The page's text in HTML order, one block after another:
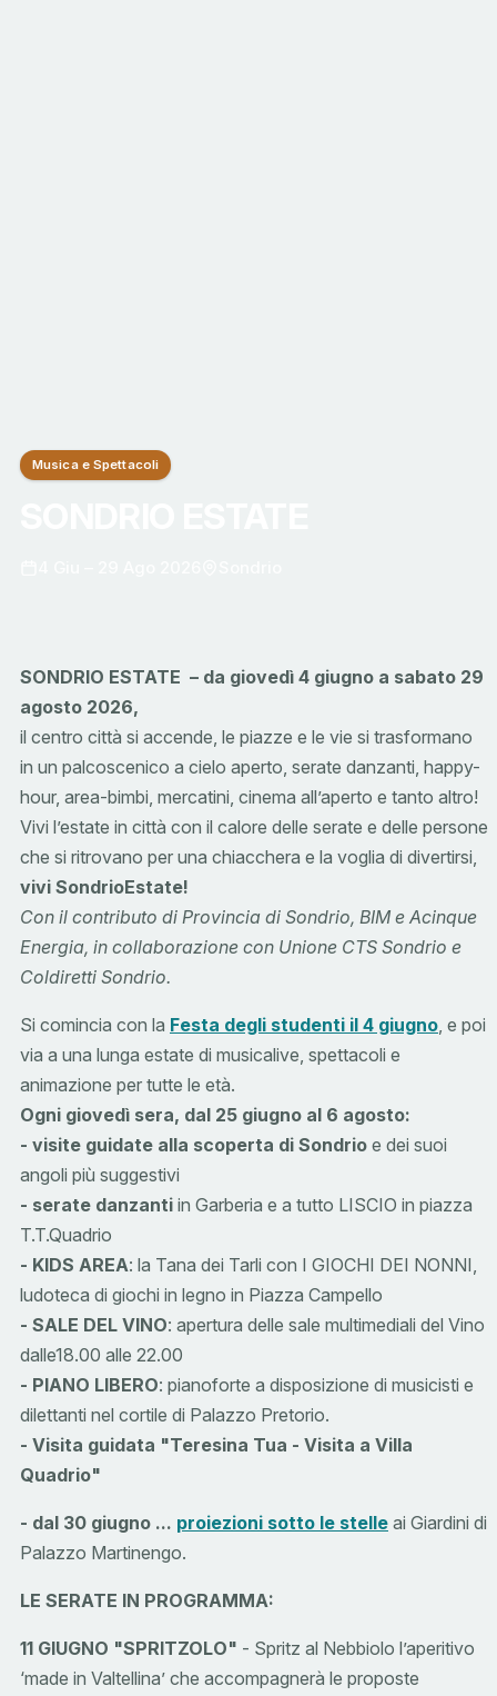
Musica e Spettacoli
SONDRIO ESTATE – da giovedì 4 giugno a sabato 29
agosto 2026,
il centro città si accende, le piazze e le vie si trasformano
in un palcoscenico a cielo aperto, serate danzanti, happy-
hour, area-bimbi, mercatini, cinema all’aperto e tanto altro!
Vivi l’estate in città con il calore delle serate e delle persone
che si ritrovano per una chiacchera e la voglia di divertirsi,
vivi SondrioEstate!
Con il contributo di Provincia di Sondrio, BIM e Acinque
Energia, in collaborazione con Unione CTS Sondrio e
Coldiretti Sondrio.
Si comincia con la Festa degli studenti il 4 giugno, e poi
via a una lunga estate di musicalive, spettacoli e
animazione per tutte le età.
Ogni giovedì sera, dal 25 giugno al 6 agosto:
- visite guidate alla scoperta di Sondrio e dei suoi
angoli più suggestivi
- serate danzanti in Garberia e a tutto LISCIO in piazza
T.T.Quadrio
- KIDS AREA: la Tana dei Tarli con I GIOCHI DEI NONNI,
ludoteca di giochi in legno in Piazza Campello
- SALE DEL VINO: apertura delle sale multimediali del Vino
dalle18.00 alle 22.00
- PIANO LIBERO: pianoforte a disposizione di musicisti e
dilettanti nel cortile di Palazzo Pretorio.
- Visita guidata "Teresina Tua - Visita a Villa
Quadrio"
- dal 30 giugno ... proiezioni sotto le stelle ai Giardini di
Palazzo Martinengo.
LE SERATE IN PROGRAMMA:
11 GIUGNO "SPRITZOLO" - Spritz al Nebbiolo l’aperitivo
‘made in Valtellina’ che accompagnerà le proposte